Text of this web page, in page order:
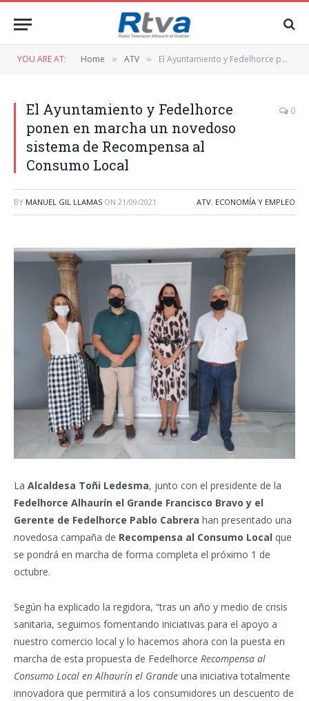
YOU ARE AT: Home » ATV » El Ayuntamiento y Fedelhorce ponen en marcha un novedoso sistema de Recompensa al Consumo Local
El Ayuntamiento y Fedelhorce
ponen en marcha un novedoso
sistema de Recompensa al
Consumo Local
0
BY MANUEL GIL LLAMAS ON 21/09/2021 ATV, ECONOMÍA Y EMPLEO
La Alcaldesa Toñi Ledesma, junto con el presidente de la
Fedelhorce Alhaurín el Grande Francisco Bravo y el
Gerente de Fedelhorce Pablo Cabrera han presentado una
novedosa campaña de Recompensa al Consumo Local que
se pondrá en marcha de forma completa el próximo 1 de
octubre.
Según ha explicado la regidora, “tras un año y medio de crisis
sanitaria, seguimos fomentando iniciativas para el apoyo a
nuestro comercio local y lo hacemos ahora con la puesta en
marcha de esta propuesta de Fedelhorce Recompensa al
Consumo Local en Alhaurín el Grande una iniciativa totalmente
innovadora que permitirá a los consumidores un descuento de